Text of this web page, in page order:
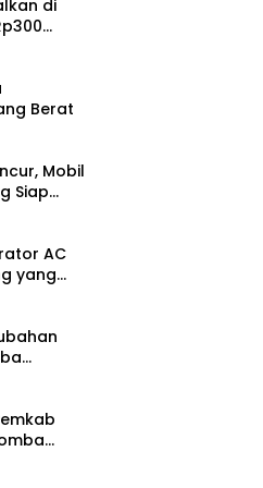
di
EV
Berat
Mobil
Siap
Motor
AC
yang